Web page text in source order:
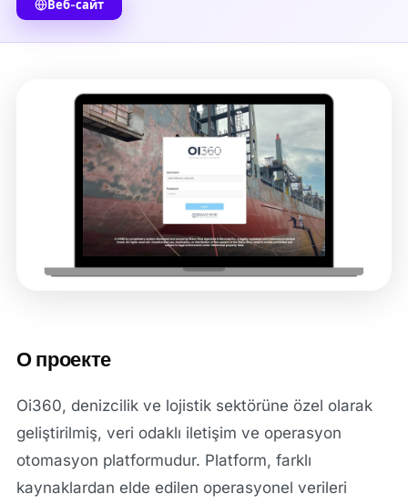
Веб-сайт
О проекте
Oi360, denizcilik ve lojistik sektörüne özel olarak
geliştirilmiş, veri odaklı iletişim ve operasyon
otomasyon platformudur. Platform, farklı
kaynaklardan elde edilen operasyonel verileri